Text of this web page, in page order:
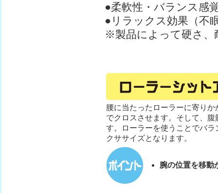
●柔軟性・バランス感
●リラックス効果（不
※製品によって硬さ、
腰に当たったローラーに寄り
でクロスさせます。そして、
す。ローラーを使うことでバ
クササイズとなります。
腕の位置を移動